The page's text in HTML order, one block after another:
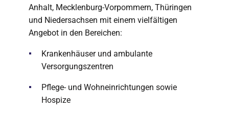
Anhalt, Mecklenburg-Vorpommern, Thüringen
und Niedersachsen mit einem vielfältigen
Angebot in den Bereichen:
Krankenhäuser und ambulante
Versorgungszentren
Pflege- und Wohneinrichtungen sowie
Hospize